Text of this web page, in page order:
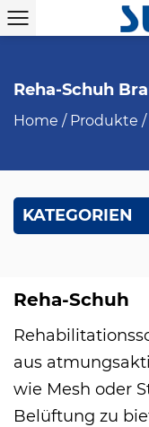
Reha-Schuh
Home / Produkte /
KATEGORIEN
Reha-Schuh
aus
wie Mesh oder
Belüftung zu